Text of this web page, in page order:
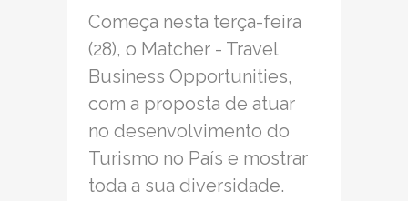
Começa nesta terça-feira
(28), o Matcher - Travel
Business Opportunities,
com a proposta de atuar
no desenvolvimento do
Turismo no País e mostrar
toda a sua diversidade.